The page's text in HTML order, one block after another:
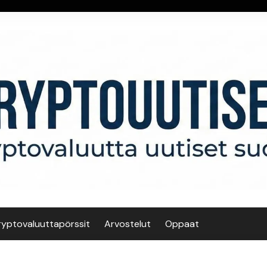
Arvostelut Oppaat